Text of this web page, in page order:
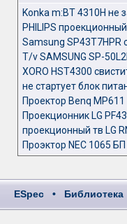
Konka m:BT 4310H не
PHILIPS
Samsung SP43T7HPR
T/v SAMSUNG SP-
XORO HST4300
не стартует блок
Проектор Benq MP611
Проекционник LG
проекционный тв LG
Проэктор NEC 1065
ESpec • Библиотека